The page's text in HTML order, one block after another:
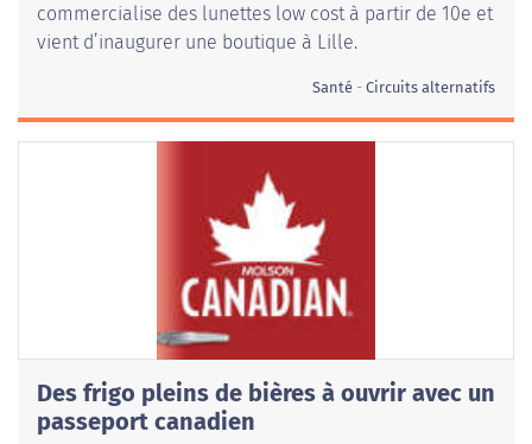
commercialise des lunettes low cost à partir de 10e et
vient d’inaugurer une boutique à Lille.
Santé Circuits alternatifs
Des frigo pleins de bières à ouvrir avec un
passeport canadien